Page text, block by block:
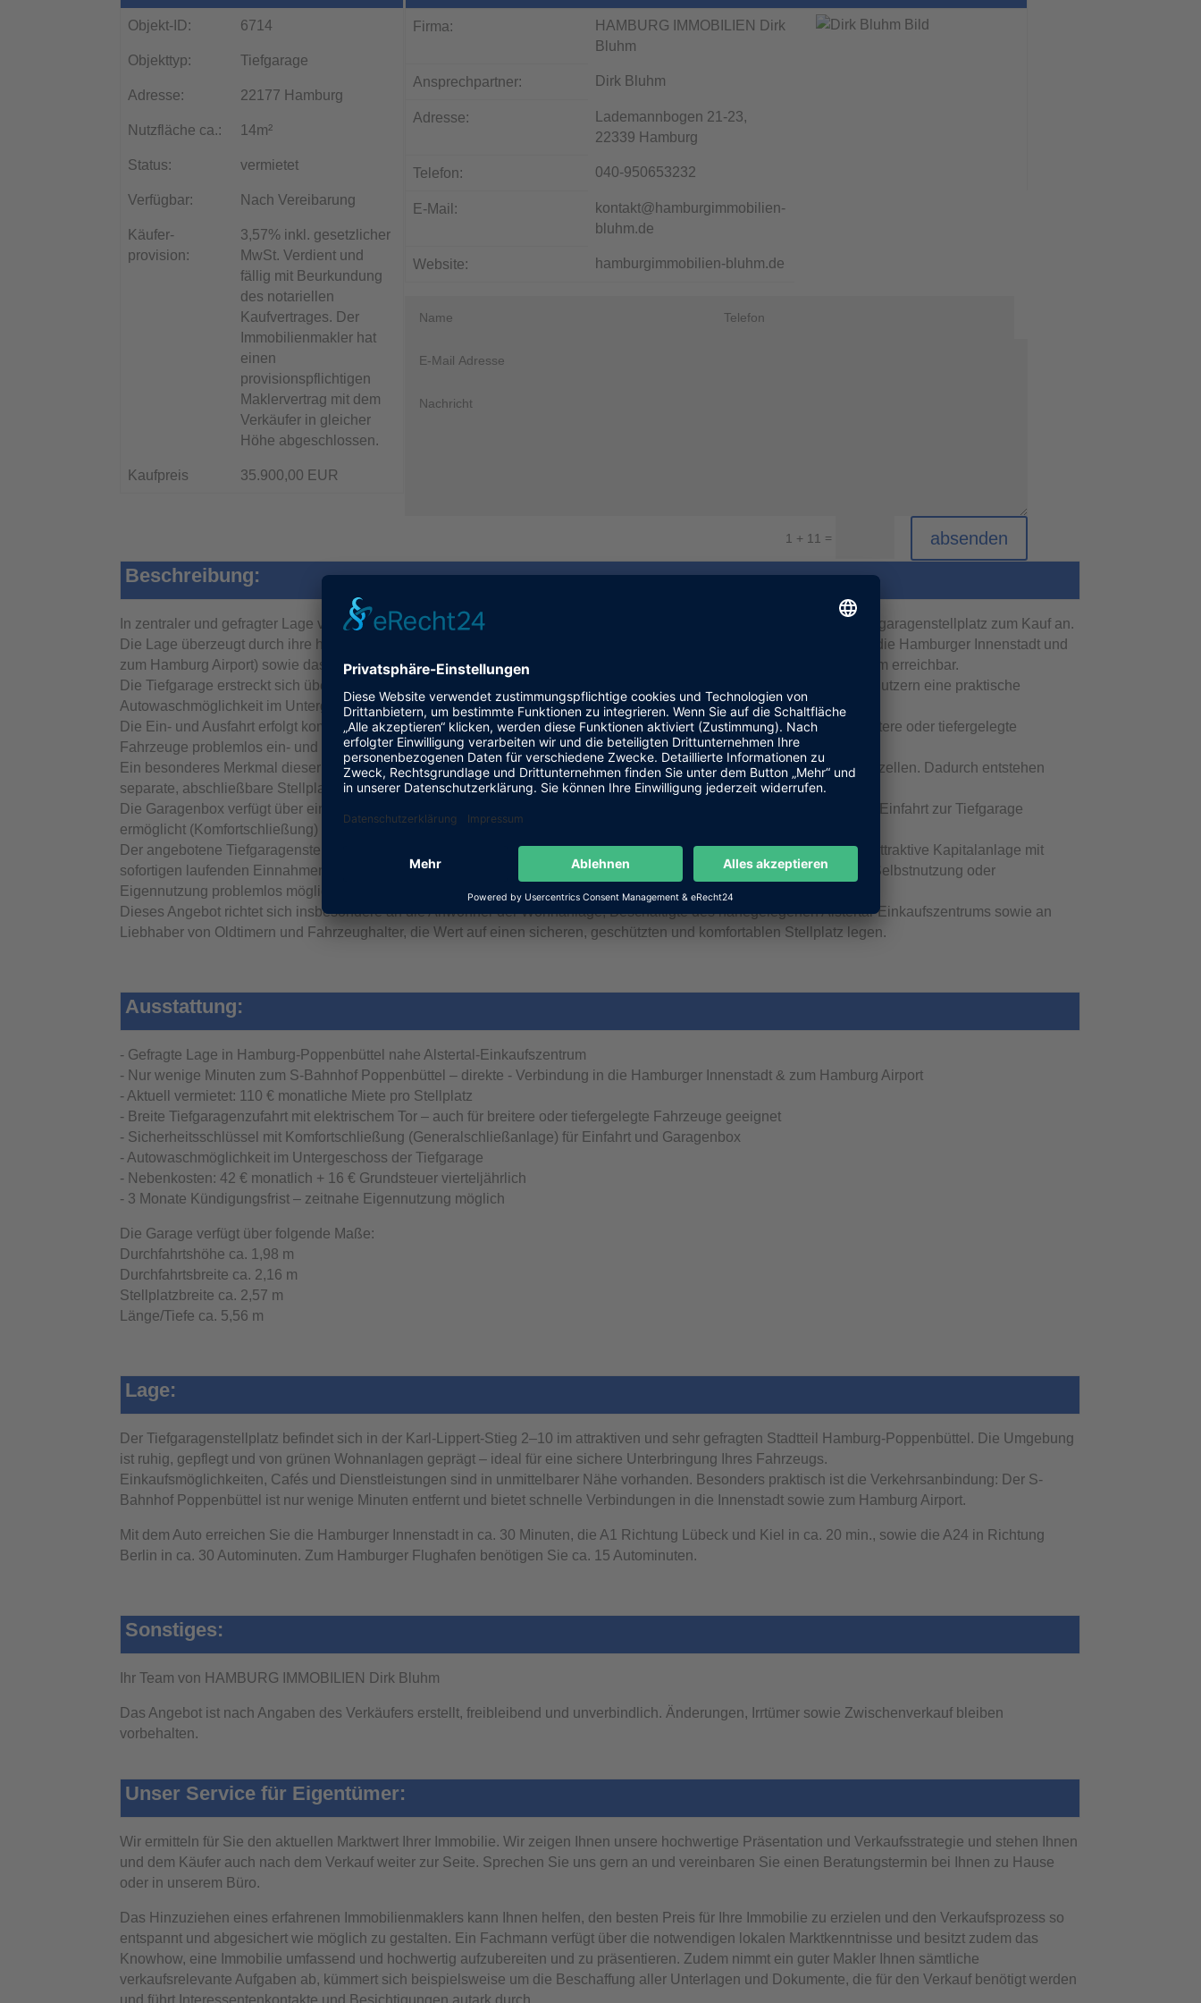
Objekt-ID: 6714
Objekttyp: Tiefgarage
Adresse: 22177 Hamburg
Nutzfläche ca.: 14m²
Status: vermietet
Verfügbar: Nach Vereibarung
Käufer­
provision:
3,57% inkl. gesetzlicher
MwSt. Verdient und
fällig mit Beurkundung
des notariellen
Kaufvertrages. Der
Immobilienmakler hat
einen
provisionspflichtigen
Maklervertrag mit dem
Verkäufer in gleicher
Höhe abgeschlossen.
Kaufpreis 35.900,00 EUR
Firma:
HAMBURG IMMOBILIEN Dirk
Bluhm
Ansprechpartner: Dirk Bluhm
Adresse:
Lademannbogen 21-23,
22339 Hamburg
Telefon: 040-950653232
E-Mail:
kontakt@hamburgimmobilien-
bluhm.de
Website: hamburgimmobilien-bluhm.de
1 + 11 = absenden
Beschreibung:
In zentraler und gefragter Lage von Hamburg-Poppenbüttel, im Karl-Lippert- Stieg, bieten wir Ihnen einen gepflegten Tiefgaragenstellplatz zum Kauf an.
Die Lage überzeugt durch ihre hervorragende Infrastruktur: Der S-Bahnhof Poppenbüttel (direkte S-Bahn-Verbindung in die Hamburger Innenstadt und
zum Hamburg Airport) sowie das beliebte Alstertal-Einkaufszentrum befinden sich in unmittelbarer Nähe und sind bequem erreichbar.
Die Tiefgarage erstreckt sich über drei Ebenen und bietet eine großzügige Anzahl an Stellplätzen. Zusätzlich steht den Nutzern eine praktische
Autowaschmöglichkeit im Untergeschoss zur Verfügung.
Die Ein- und Ausfahrt erfolgt komfortabel über eine breite, gut befahrbare Zufahrt mit elektrischem Tor, wodurch auch breitere oder tiefergelegte
Fahrzeuge problemlos ein- und ausfahren können. Dies sorgt für eine besonders komfortable Nutzung im Alltag.
Ein besonderes Merkmal dieser Anlage ist die Aufteilung in einzelne, durch stabile Gitterelemente getrennte Garagenparzellen. Dadurch entstehen
separate, abschließbare Stellplatzbereiche, die zusätzlichen Schutz und Privatsphäre bieten.
Die Garagenbox verfügt über einen eigenen Sicherheitsschlüssel, der im Rahmen einer Generalschließanlage auch die Einfahrt zur Tiefgarage
ermöglicht (Komfortschließung) und somit eine einfache und sichere Nutzung gewährleistet.
Der angebotene Tiefgaragenstellplatz ist derzeit vermietet und erzielt eine monatliche Miete von 110 €. Dies bietet eine attraktive Kapitalanlage mit
sofortigen laufenden Einnahmen. Es bestehen die üblichen Kündigungsfristen von drei Monaten, sodass eine zeitnahe Selbstnutzung oder
Eigennutzung problemlos möglich ist.
Dieses Angebot richtet sich insbesondere an die Anwohner der Wohnanlage, Beschäftigte des nahegelegenen Alstertal-Einkaufszentrums sowie an
Liebhaber von Oldtimern und Fahrzeughalter, die Wert auf einen sicheren, geschützten und komfortablen Stellplatz legen.
Ausstattung:
- Gefragte Lage in Hamburg-Poppenbüttel nahe Alstertal-Einkaufszentrum
- Nur wenige Minuten zum S-Bahnhof Poppenbüttel – direkte - Verbindung in die Hamburger Innenstadt & zum Hamburg Airport
- Aktuell vermietet: 110 € monatliche Miete pro Stellplatz
- Breite Tiefgaragenzufahrt mit elektrischem Tor – auch für breitere oder tiefergelegte Fahrzeuge geeignet
- Sicherheitsschlüssel mit Komfortschließung (Generalschließanlage) für Einfahrt und Garagenbox
- Autowaschmöglichkeit im Untergeschoss der Tiefgarage
- Nebenkosten: 42 € monatlich + 16 € Grundsteuer vierteljährlich
- 3 Monate Kündigungsfrist – zeitnahe Eigennutzung möglich
Die Garage verfügt über folgende Maße:
Durchfahrtshöhe ca. 1,98 m
Durchfahrtsbreite ca. 2,16 m
Stellplatzbreite ca. 2,57 m
Länge/Tiefe ca. 5,56 m
Lage:
Der Tiefgaragenstellplatz befindet sich in der Karl‑Lippert‑Stieg 2–10 im attraktiven und sehr gefragten Stadtteil Hamburg‑Poppenbüttel. Die Umgebung
ist ruhig, gepflegt und von grünen Wohnanlagen geprägt – ideal für eine sichere Unterbringung Ihres Fahrzeugs.
Einkaufsmöglichkeiten, Cafés und Dienstleistungen sind in unmittelbarer Nähe vorhanden. Besonders praktisch ist die Verkehrsanbindung: Der S-
Bahnhof Poppenbüttel ist nur wenige Minuten entfernt und bietet schnelle Verbindungen in die Innenstadt sowie zum Hamburg Airport.
Mit dem Auto erreichen Sie die Hamburger Innenstadt in ca. 30 Minuten, die A1 Richtung Lübeck und Kiel in ca. 20 min., sowie die A24 in Richtung
Berlin in ca. 30 Autominuten. Zum Hamburger Flughafen benötigen Sie ca. 15 Autominuten.
Sonstiges:
Ihr Team von HAMBURG IMMOBILIEN Dirk Bluhm
Das Angebot ist nach Angaben des Verkäufers erstellt, freibleibend und unverbindlich. Änderungen, Irrtümer sowie Zwischenverkauf bleiben
vorbehalten.
Unser Service für Eigentümer:
Wir ermitteln für Sie den aktuellen Marktwert Ihrer Immobilie. Wir zeigen Ihnen unsere hochwertige Präsentation und Verkaufsstrategie und stehen Ihnen
und dem Käufer auch nach dem Verkauf weiter zur Seite. Sprechen Sie uns gern an und vereinbaren Sie einen Beratungstermin bei Ihnen zu Hause
oder in unserem Büro.
Das Hinzuziehen eines erfahrenen Immobilienmaklers kann Ihnen helfen, den besten Preis für Ihre Immobilie zu erzielen und den Verkaufsprozess so
entspannt und abgesichert wie möglich zu gestalten. Ein Fachmann verfügt über die notwendigen lokalen Marktkenntnisse und besitzt zudem das
Knowhow, eine Immobilie umfassend und hochwertig aufzubereiten und zu präsentieren. Zudem nimmt ein guter Makler Ihnen sämtliche
verkaufsrelevante Aufgaben ab, kümmert sich beispielsweise um die Beschaffung aller Unterlagen und Dokumente, die für den Verkauf benötigt werden
und führt Interessentenkontakte und Besichtigungen autark durch.